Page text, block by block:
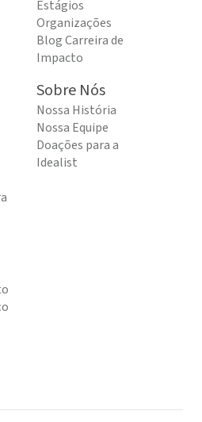
Estágios
Organizações
Blog Carreira de
Impacto
Sobre Nós
Nossa História
Nossa Equipe
Doações para a
Idealist